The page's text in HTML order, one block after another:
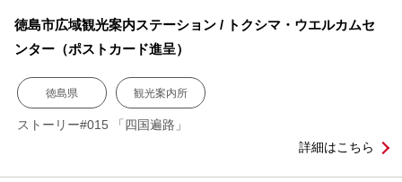
徳島市広域観光案内ステーション / トクシマ・ウエルカムセ
ンター（ポストカード進呈）
徳島県 観光案内所
ストーリー#015 「四国遍路」
詳細はこちら